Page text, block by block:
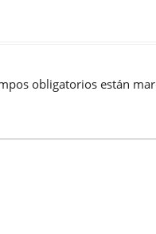
obligatorios están